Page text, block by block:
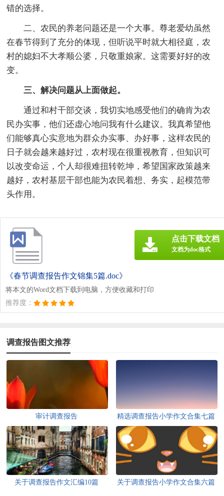
错的选择。
二、农民的养老问题还是一个大事。尊老爱幼虽然
在春节得到了充分的体现，但听说平时就大相径庭，农
村的媳妇不大孝顺公婆，只敬重娘家。这需要好好的改
变。
三、解决问题从上面做起。
通过和村干部交谈，我切实地感受他们的确肯为农
民办实事，他们还虚心地问我有什么建议。我真希望他
们能够真心实意地为群众办实事、办好事，这样农民的
日子就会越来越好过，农村现在很重视教育，但知识可
以改变命运，个人却很难扭转乾坤，希望国家政策越来
越好，农村基层干部也能为农民着想、务实，起模范带
头作用。
《春节调查报告作文锦集5篇.doc》
将本文的Word文档下载到电脑，方便收藏和打印
推荐度：
点击下载文档
文档为doc格式
调查报告图文推荐
审计调查报告 精选调查报告小学作文合集七篇
关于调查报告作文汇编10篇 关于调查报告小学作文合集六篇